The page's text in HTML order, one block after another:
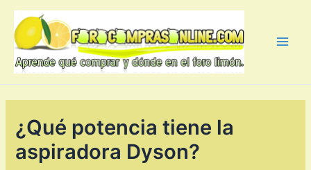
contenido
¿Qué potencia tiene la
aspiradora Dyson?